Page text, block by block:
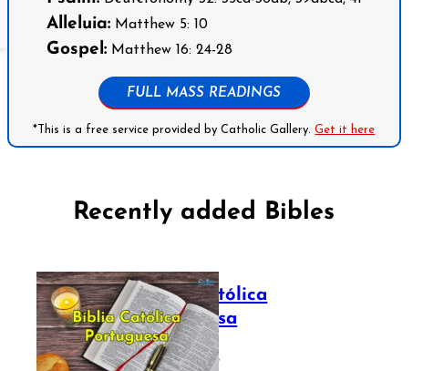
Alleluia:Matthew 5: 10
Gospel:Matthew 16: 24-28
FULL MASS READINGS
*This is a free service provided by Catholic Gallery.Get it here
Recently added Bibles
Bíblia Católica
Portuguesa
July 16, 2025